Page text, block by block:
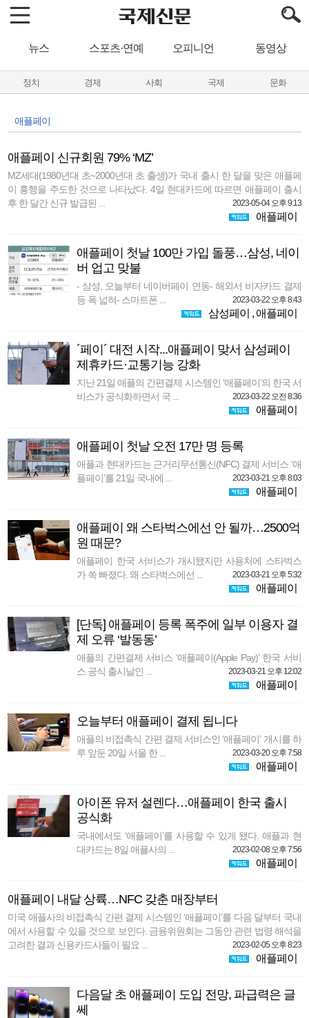
뉴스 스포츠·연예 오피니언 동영상
정치 경제 사회 국제 문화
애플페이
애플페이 신규회원 79% ‘MZ’
MZ세대(1980년대 초~2000년대 초 출생)가 국내 출시 한 달을 맞은 애플페
이 흥행을 주도한 것으로 나타났다. 4일 현대카드에 따르면 애플페이 출시
후 한 달간 신규 발급된 ...
2023-05-04 오후 9:13
애플페이
애플페이 첫날 100만 가입 돌풍…삼성, 네이
버 업고 맞불
- 삼성, 오늘부터 네이버페이 연동- 해외서 비자카드 결제
등 폭 넓혀- 스마트폰 ...
2023-03-22 오후 8:43
삼성페이 , 애플페이
´페이´ 대전 시작...애플페이 맞서 삼성페이
제휴카드·교통기능 강화
지난 21일 애플의 간편결제 시스템인 ‘애플페이’의 한국 서
비스가 공식화하면서 국 ...
2023-03-22 오전 8:36
애플페이
애플페이 첫날 오전 17만 명 등록
애플과 현대카드는 근거리무선통신(NFC) 결제 서비스 ‘애
플페이’를 21일 국내에 ...
2023-03-21 오후 8:03
애플페이
애플페이 왜 스타벅스에선 안 될까…2500억
원 때문?
애플페이 한국 서비스가 개시됐지만 사용처에 스타벅스
가 쏙 빠졌다. 왜 스타벅스에선 ...
2023-03-21 오후 5:32
애플페이
[단독] 애플페이 등록 폭주에 일부 이용자 결
제 오류 ‘발동동’
애플의 간편결제 서비스 ‘애플페이(Apple Pay)’ 한국 서비
스 공식 출시날인 ...
2023-03-21 오후 12:02
애플페이
오늘부터 애플페이 결제 됩니다
애플의 비접촉식 간편 결제 서비스인 ‘애플페이’ 개시를 하
루 앞둔 20일 서울 한 ...
2023-03-20 오후 7:58
애플페이
아이폰 유저 설렌다…애플페이 한국 출시
공식화
국내에서도 ‘애플페이’를 사용할 수 있게 됐다. 애플과 현
대카드는 8일 애플사의 ...
2023-02-08 오후 7:56
애플페이
애플페이 내달 상륙…NFC 갖춘 매장부터
미국 애플사의 비접촉식 간편 결제 시스템인 ‘애플페이’를 다음 달부터 국내
에서 사용할 수 있을 것으로 보인다. 금융위원회는 그동안 관련 법령 해석을
고려한 결과 신용카드사들이 필요 ...
2023-02-05 오후 8:23
애플페이
다음달 초 애플페이 도입 전망, 파급력은 글
쎄